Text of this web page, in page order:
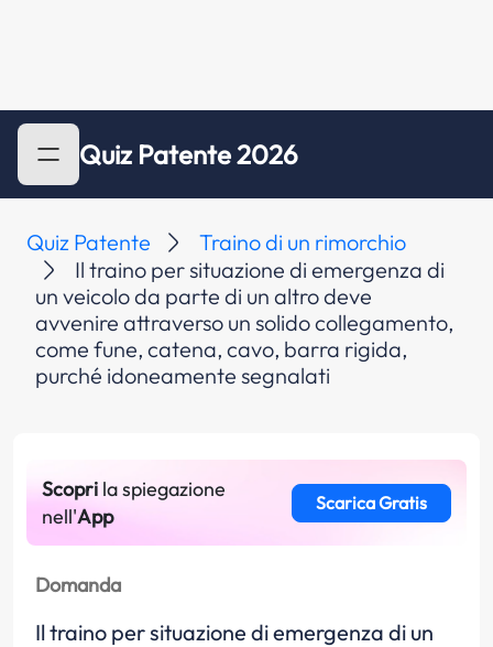
Quiz Patente 2026
Quiz Patente
Traino di un rimorchio
Il traino per situazione di emergenza di
un veicolo da parte di un altro deve
avvenire attraverso un solido collegamento,
come fune, catena, cavo, barra rigida,
purché idoneamente segnalati
Scopri la spiegazione
nell'App
Scarica Gratis
Domanda
Il traino per situazione di emergenza di un